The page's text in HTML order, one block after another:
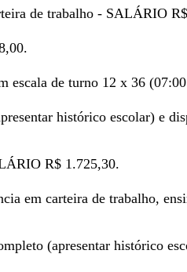
de trabalho - SALÁRIO
escala de turno 12 x 36
histórico escolar) e
R$ 1.725,30.
em carteira de trabalho,
(apresentar histórico